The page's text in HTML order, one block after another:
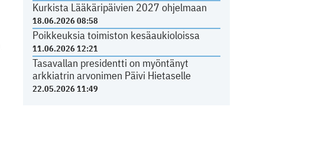
Kurkista Lääkäripäivien 2027 ohjelmaan
18.06.2026 08:58
Poikkeuksia toimiston kesäaukioloissa
11.06.2026 12:21
Tasavallan presidentti on myöntänyt
arkkiatrin arvonimen Päivi Hietaselle
22.05.2026 11:49